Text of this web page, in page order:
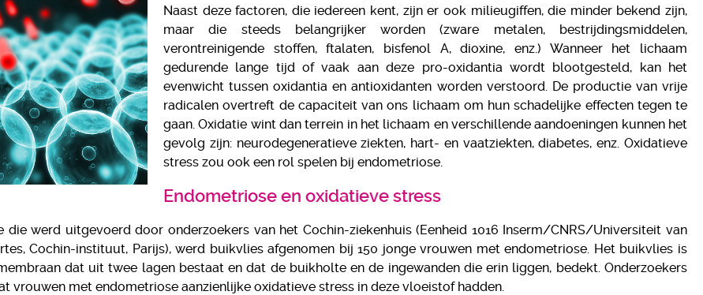
- DHA ULTRA
OMÉGA-3
CURCUCETINE®
Naast deze factoren, die iedereen kent, zijn er ook milieugiffen, die minder bekend zijn,
maar die steeds belangrijker worden (zware metalen, bestrijdingsmiddelen,
verontreinigende stoffen, ftalaten, bisfenol A, dioxine, enz.) Wanneer het lichaam
gedurende lange tijd of vaak aan deze pro-oxidantia wordt blootgesteld, kan het
evenwicht tussen oxidantia en antioxidanten worden verstoord. De productie van vrije
radicalen overtreft de capaciteit van ons lichaam om hun schadelijke effecten tegen te
gaan. Oxidatie wint dan terrein in het lichaam en verschillende aandoeningen kunnen het
gevolg zijn: neurodegeneratieve ziekten, hart- en vaatziekten, diabetes, enz. Oxidatieve
stress zou ook een rol spelen bij endometriose.
Endometriose en oxidatieve stress
die werd uitgevoerd door onderzoekers van het Cochin-ziekenhuis (Eenheid 1016 Inserm/CNRS/Universiteit van
Cochin-instituut, Parijs), werd buikvlies afgenomen bij 150 jonge vrouwen met endometriose. Het buikvlies is
dat uit twee lagen bestaat en dat de buikholte en de ingewanden die erin liggen, bedekt. Onderzoekers
vrouwen met endometriose aanzienlijke oxidatieve stress in deze vloeistof hadden.